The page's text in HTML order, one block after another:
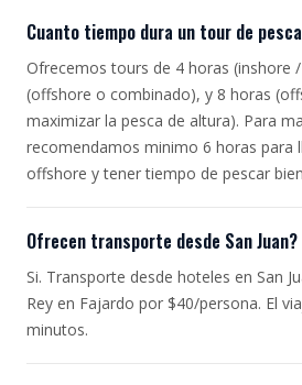
Cuanto tiempo dura un tour de
Ofrecemos tours de 4 horas (inshore
(offshore o combinado), y 8 horas
maximizar la pesca de altura). Para
recomendamos minimo 6 horas para
offshore y tener tiempo de pescar
Ofrecen transporte desde San Juan?
Si. Transporte desde hoteles en San
Rey en Fajardo por $40/persona. El
minutos.